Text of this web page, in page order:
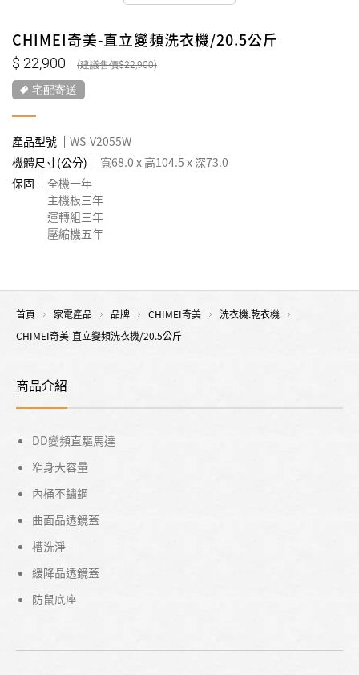
CHIMEI奇美-直立變頻洗衣機/20.5公斤
22,900 22,900
宅配寄送
產品型號
WS-V2055W
機體尺寸(公分)
寬68.0 x 高104.5 x 深73.0
保固
全機一年
主機板三年
運轉組三年
壓縮機五年
首頁 家電產品 品牌 CHIMEI奇美
洗衣機.乾衣機
CHIMEI奇美-直立變頻洗衣機/20.5公斤
商品介紹
DD變頻直驅馬達
窄身大容量
內桶不鏽鋼
曲面晶透鏡蓋
槽洗淨
緩降晶透鏡蓋
防鼠底座